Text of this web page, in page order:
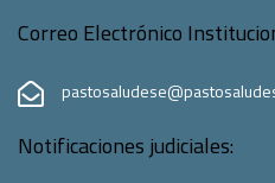
Correo Electrónico
Notificaciones judiciales: